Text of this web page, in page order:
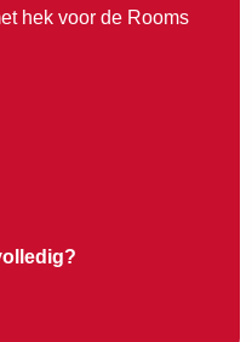
hek voor de Rooms